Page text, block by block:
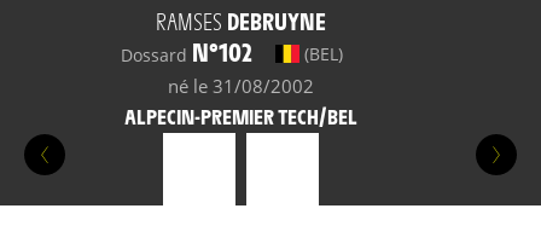
RAMSES DEBRUYNE
Dossard N°102 (BEL)
né le 31/08/2002
ALPECIN-PREMIER TECH/BEL